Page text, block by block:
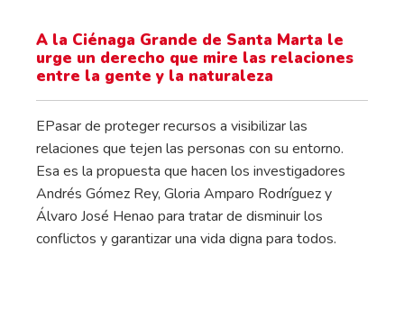
A la Ciénaga Grande de Santa Marta le
urge un derecho que mire las relaciones
entre la gente y la naturaleza
EPasar de proteger recursos a visibilizar las
relaciones que tejen las personas con su entorno.
Esa es la propuesta que hacen los investigadores
Andrés Gómez Rey, Gloria Amparo Rodríguez y
Álvaro José Henao para tratar de disminuir los
conflictos y garantizar una vida digna para todos.